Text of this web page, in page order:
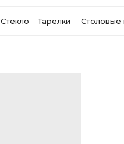
Столовые
Стекло Тарелки